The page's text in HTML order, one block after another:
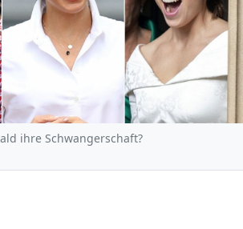
ihre Schwangerschaft?